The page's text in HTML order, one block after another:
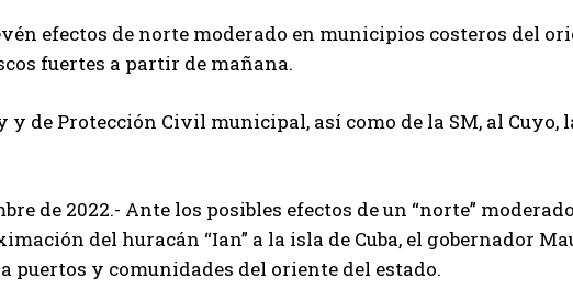
efectos de norte moderado en municipios costeros del
fuertes a partir de mañana.
y de Protección Civil municipal, así como de la SM, al Cuyo,
de 2022.- Ante los posibles efectos de un “norte”
del huracán “Ian” a la isla de Cuba, el gobernador
puertos y comunidades del oriente del estado.